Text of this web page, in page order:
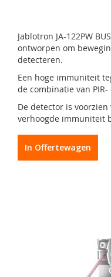
Jablotron JA-122PW
ontworpen om
detecteren.
Een hoge immuniteit
de combinatie van
De detector is
verhoogde immuniteit
In Offertewagen